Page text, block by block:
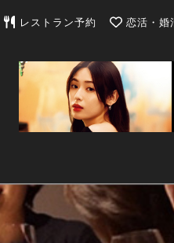
東京カレンダー | 最新のグルメ
レストラン予約 恋活・婚